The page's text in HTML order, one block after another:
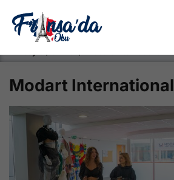
Modart International